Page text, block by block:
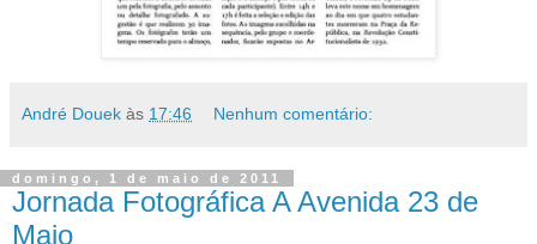
André Douek às 17:46 Nenhum comentário:
domingo, 1 de maio de 2011
Jornada Fotográfica A Avenida 23 de
Maio